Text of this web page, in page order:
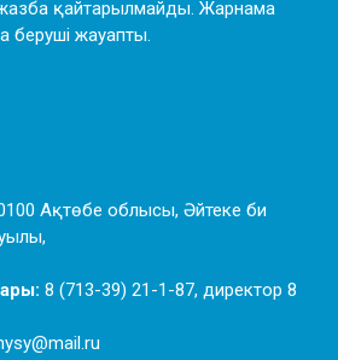
қайтарылмайды. Жарнама
беруші жауапты.
Ақтөбе облысы, Әйтеке би
8 (713-39) 21-1-87, директор 8